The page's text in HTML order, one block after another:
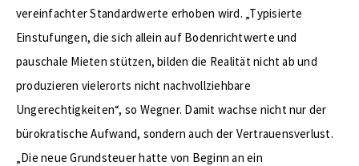
vereinfachter Standardwerte erhoben wird. „Typisierte
Einstufungen, die sich allein auf Bodenrichtwerte und
pauschale Mieten stützen, bilden die Realität nicht ab und
produzieren vielerorts nicht nachvollziehbare
Ungerechtigkeiten“, so Wegner. Damit wachse nicht nur der
bürokratische Aufwand, sondern auch der Vertrauensverlust.
„Die neue Grundsteuer hatte von Beginn an ein